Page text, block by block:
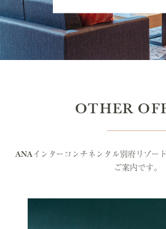
OTHER
ANAインターコンチネンタル別府リゾー
ご案内です。